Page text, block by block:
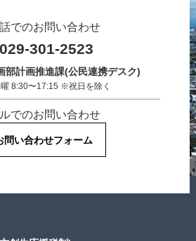
でのお問い合わせ
301-2523
部計画推進課(公民連携デスク)
曜 8:30〜17:15 ※祝日を除く
でのお問い合わせ
問い合わせフォーム